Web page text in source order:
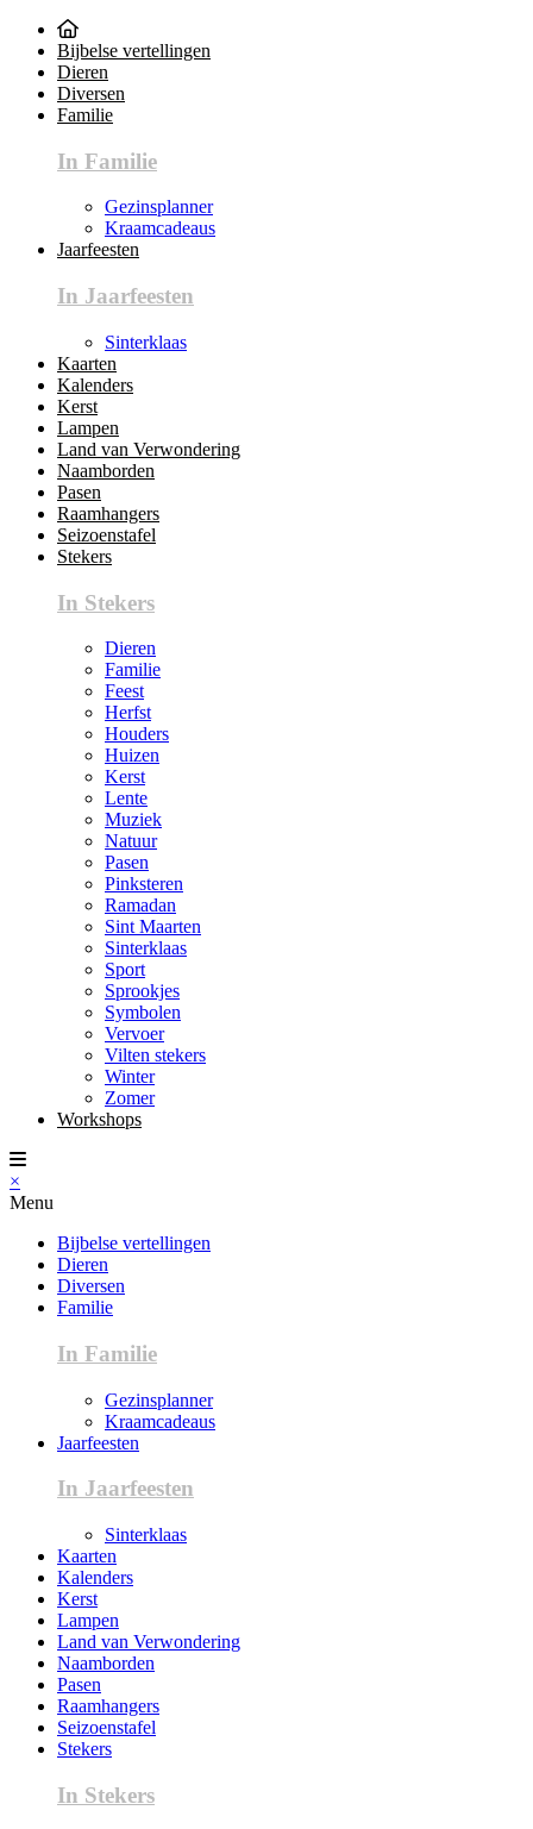
Bijbelse vertellingen
Dieren
Diversen
Familie
In Familie
Gezinsplanner
Kraamcadeaus
Jaarfeesten
In Jaarfeesten
Sinterklaas
Kaarten
Kalenders
Kerst
Lampen
Land van Verwondering
Naamborden
Pasen
Raamhangers
Seizoenstafel
Stekers
In Stekers
Dieren
Familie
Feest
Herfst
Houders
Huizen
Kerst
Lente
Muziek
Natuur
Pasen
Pinksteren
Ramadan
Sint Maarten
Sinterklaas
Sport
Sprookjes
Symbolen
Vervoer
Vilten stekers
Winter
Zomer
Workshops
×
Menu
Bijbelse vertellingen
Dieren
Diversen
Familie
In Familie
Gezinsplanner
Kraamcadeaus
Jaarfeesten
In Jaarfeesten
Sinterklaas
Kaarten
Kalenders
Kerst
Lampen
Land van Verwondering
Naamborden
Pasen
Raamhangers
Seizoenstafel
Stekers
In Stekers